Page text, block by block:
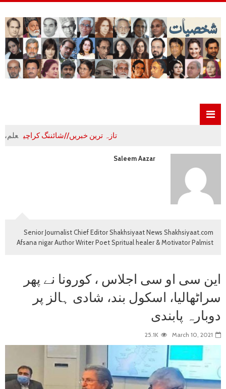
تازہ ترین خبریں//شائننگ کراچی علم،ادب و
Saleem Aazar
Senior Journalist Chief Editor Shakhsiyaat News Shakhsiyaat.com
Afsana nigar Author Writer Poet Spritual healer & Motivator Palmist
این سی او سی اجلاس ، کورونا نے پھر
سراٹھالیا، اسکول بند، شادی ہالز پر
دوبارہ پابندی
March 10, 2021
25.1K